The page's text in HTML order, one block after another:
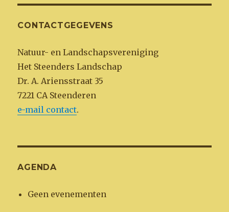
CONTACTGEGEVENS
Natuur- en Landschapsvereniging
Het Steenders Landschap
Dr. A. Ariensstraat 35
7221 CA Steenderen
e-mail contact.
AGENDA
Geen evenementen